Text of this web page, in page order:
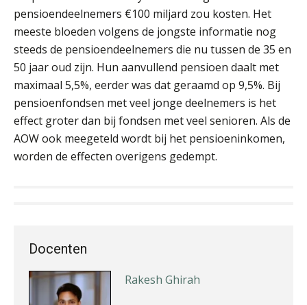
pensioendeelnemers €100 miljard zou kosten. Het
meeste bloeden volgens de jongste informatie nog
steeds de pensioendeelnemers die nu tussen de 35 en
50 jaar oud zijn. Hun aanvullend pensioen daalt met
maximaal 5,5%, eerder was dat geraamd op 9,5%. Bij
pensioenfondsen met veel jonge deelnemers is het
effect groter dan bij fondsen met veel senioren. Als de
AOW ook meegeteld wordt bij het pensioeninkomen,
worden de effecten overigens gedempt.
Docenten
Jan Wietsma
Rakesh Ghirah